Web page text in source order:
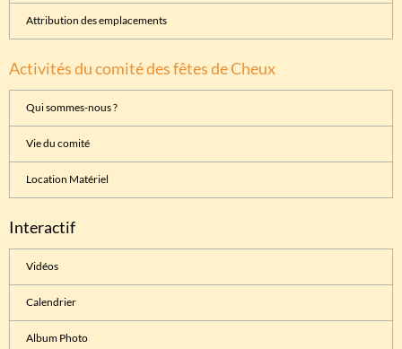
Attribution des emplacements
Activités du comité des fêtes de Cheux
Qui sommes-nous ?
Vie du comité
Location Matériel
Interactif
Vidéos
Calendrier
Album Photo